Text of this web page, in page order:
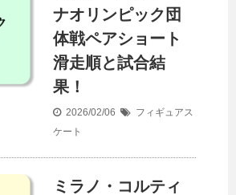
ナオリンピック団
体戦ペアショート
滑走順と試合結
果！
2026/02/06
フィギュアス
ケート
ミラノ・コルティ